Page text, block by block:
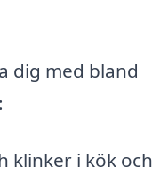
dig med bland
klinker i kök och